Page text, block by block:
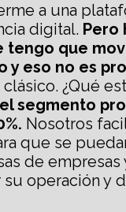
a una
digital. Pero
tengo que
y eso no es
¿Qué
segmento
Nosotros
que se
de empresas
operación y